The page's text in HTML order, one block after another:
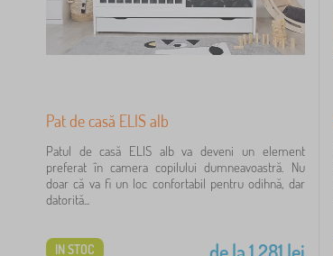
Pat de casă ELIS alb
Patul de casă ELIS alb va deveni un element
preferat în camera copilului dumneavoastră. Nu
doar că va fi un loc confortabil pentru odihnă, dar
datorită...
IN STOC